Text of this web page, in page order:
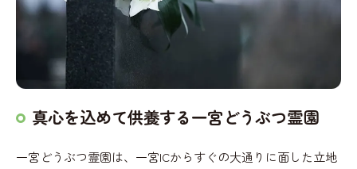
真心を込めて供養する一宮どうぶつ霊園
一宮どうぶつ霊園は、一宮ICからすぐの大通りに面した立地